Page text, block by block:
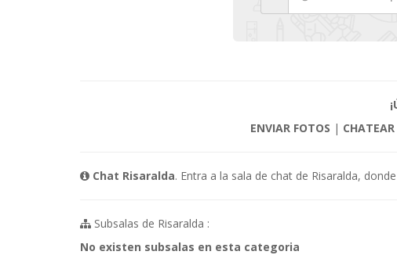
ENVIAR FOTOS |
Chat Risaralda. Entra a la sala de chat de Risaralda,
Subsalas de Risaralda :
No existen subsalas en esta categoria